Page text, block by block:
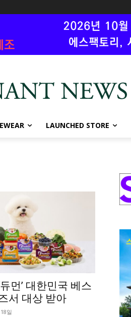
LAUNCHED STORE
먼’ 대한민국 베스
서 대상 받아
일